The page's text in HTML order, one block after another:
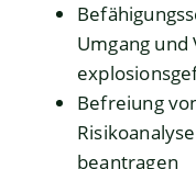
Umgang
Befreiung
beantragen